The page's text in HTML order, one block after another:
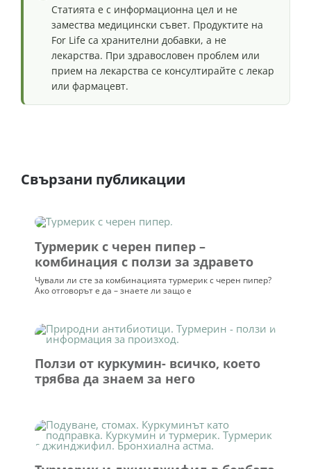
Статията е с информационна цел и не
замества медицински съвет. Продуктите на
For Life са хранителни добавки, а не
лекарства. При здравословен проблем или
прием на лекарства се консултирайте с лекар
или фармацевт.
Свързани публикации
Турмерик с черен пипер –
комбинация с ползи за здравето
Чували ли сте за комбинацията турмерик с черен пипер?
Ако отговорът е да – знаете ли защо е
Ползи от куркумин- всичко, което
трябва да знаем за него